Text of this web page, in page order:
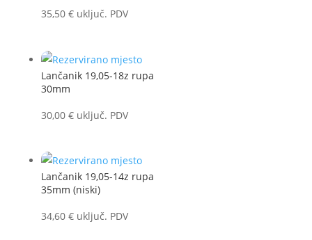
35,50 € uključ. PDV
Lančanik 19,05-18z rupa
30mm
30,00 € uključ. PDV
Lančanik 19,05-14z rupa
35mm (niski)
34,60 € uključ. PDV